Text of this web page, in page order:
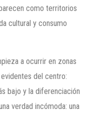
como territorios
cultural y consumo
a ocurrir en zonas
del centro:
bajo y la diferenciación
verdad incómoda: una